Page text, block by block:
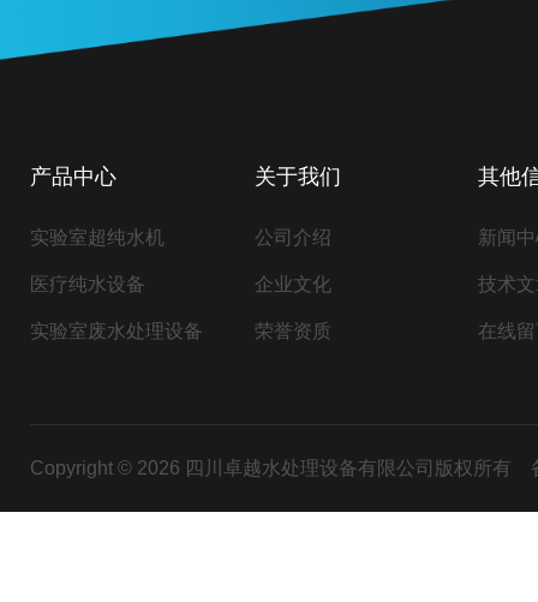
产品中心
实验室超纯水机
医疗纯水设备
实验室废水处理设备
关于我们
公司介绍
企业文化
荣誉资质
其他
新闻
技术
在线
Copyright © 2026 四川卓越水处理设备有限公司版权所有